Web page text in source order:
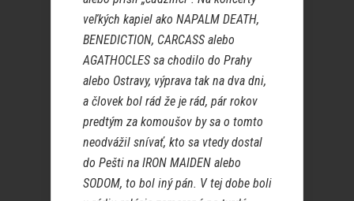
veľkých kapiel ako NAPALM DEATH,
BENEDICTION, CARCASS alebo
AGATHOCLES sa chodilo do Prahy
alebo Ostravy, výprava tak na dva dni,
a človek bol rád že je rád, pár rokov
predtým za komoušov by sa o tomto
neodvážil snívať, kto sa vtedy dostal
do Pešti na IRON MAIDEN alebo
SODOM, to bol iný pán. V tej dobe boli